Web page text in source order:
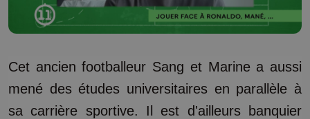
Cet ancien footballeur Sang et Marine a aussi
mené des études universitaires en parallèle à
sa carrière sportive. Il est d'ailleurs banquier